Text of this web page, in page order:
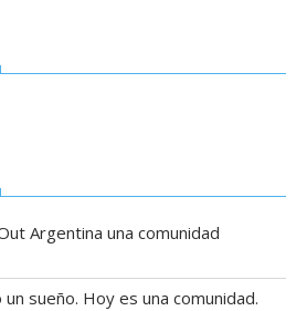
Argentina una comunidad
sueño. Hoy es una comunidad.